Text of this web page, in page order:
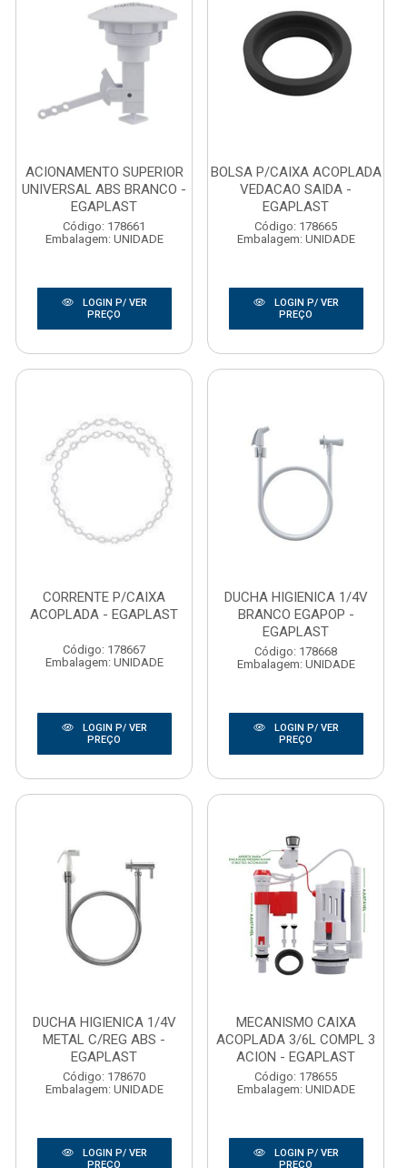
ACIONAMENTO SUPERIOR
UNIVERSAL ABS BRANCO -
EGAPLAST
Código: 178661
Embalagem: UNIDADE
LOGIN P/ VER
PREÇO
BOLSA P/CAIXA ACOPLADA
VEDACAO SAIDA -
EGAPLAST
Código: 178665
Embalagem: UNIDADE
LOGIN P/ VER
PREÇO
CORRENTE P/CAIXA
ACOPLADA - EGAPLAST
Código: 178667
Embalagem: UNIDADE
LOGIN P/ VER
PREÇO
DUCHA HIGIENICA 1/4V
BRANCO EGAPOP -
EGAPLAST
Código: 178668
Embalagem: UNIDADE
LOGIN P/ VER
PREÇO
DUCHA HIGIENICA 1/4V
METAL C/REG ABS -
EGAPLAST
Código: 178670
Embalagem: UNIDADE
LOGIN P/ VER
PREÇO
MECANISMO CAIXA
ACOPLADA 3/6L COMPL 3
ACION - EGAPLAST
Código: 178655
Embalagem: UNIDADE
LOGIN P/ VER
PREÇO